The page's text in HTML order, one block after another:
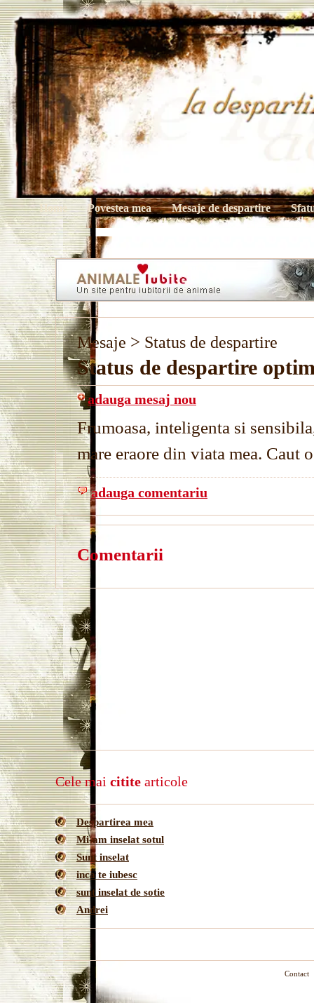
Home Povestea mea Mesaje de despartire
Mesaje > Status de despartire
Status de despartire
adauga mesaj nou
Frumoasa, inteligenta si
mare eraore din viata mea. Caut
adauga comentariu
Comentarii
Cele mai citite articole
Despartirea mea
Mi-am inselat sotul
Sunt inselat
inca te iubesc
sunt inselat de sotie
Andrei
Contact